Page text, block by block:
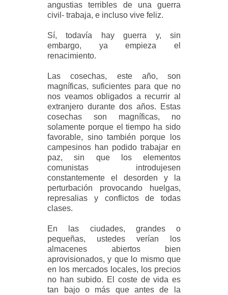
angustias terribles de una guerra
civil- trabaja, e incluso vive feliz.
Sí, todavía hay guerra y, sin
embargo, ya empieza el
renacimiento.
Las cosechas, este año, son
magníficas, suficientes para que no
nos veamos obligados a recurrir al
extranjero durante dos años. Estas
cosechas son magníficas, no
solamente porque el tiempo ha sido
favorable, sino también porque los
campesinos han podido trabajar en
paz, sin que los elementos
comunistas introdujesen
constantemente el desorden y la
perturbación provocando huelgas,
represalias y conflictos de todas
clases.
En las ciudades, grandes o
pequeñas, ustedes verían los
almacenes abiertos bien
aprovisionados, y que lo mismo que
en los mercados locales, los precios
no han subido. El coste de vida es
tan bajo o más que antes de la